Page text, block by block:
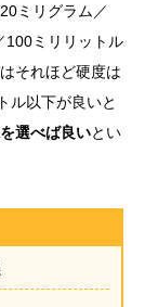
ミリグラム／
100ミリリットル
それほど硬度は
ル以下が良いと
選べば良いとい